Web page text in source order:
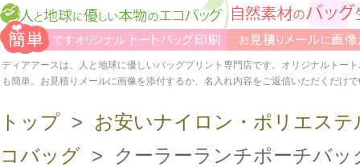
ディアアースは、人と地球に優しいバッグプリント専門店です。オリジナルトー
も簡単。お見積りメールに画像を添付するか、名入れ内容をご返信いただくだけ
トップ > お安いナイロン・ポリエス
コバッグ > クーラーランチポーチバッ